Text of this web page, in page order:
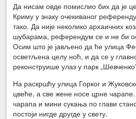
Да нисам овде помислио бих да је
Криму у знаку очекиваног
тако. Да није неколико архаичних
шубарама, референдум се и не би
Осим што је јављено да ће улица
осветљена целу ноћ, и да се у
реконструише улаз у парк
На раскршћу улица Горког и
цвеће, а све жене носе црне
чарапа и мини сукања по глави
постоји нигде другде у свету.